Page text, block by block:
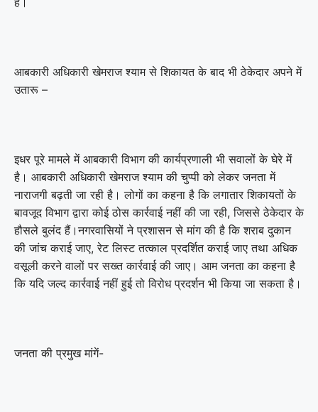
आबकारी अधिकारी खेमराज श्याम से शिकायत के बाद भी ठेकेदार अपने में
उतारू –
इधर पूरे मामले में आबकारी विभाग की कार्यप्रणाली भी सवालों के घेरे में
है। आबकारी अधिकारी खेमराज श्याम की चुप्पी को लेकर जनता में
नाराजगी बढ़ती जा रही है। लोगों का कहना है कि लगातार शिकायतों के
बावजूद विभाग द्वारा कोई ठोस कार्रवाई नहीं की जा रही, जिससे ठेकेदार के
हौसले बुलंद हैं।नगरवासियों ने प्रशासन से मांग की है कि शराब दुकान
की जांच कराई जाए, रेट लिस्ट तत्काल प्रदर्शित कराई जाए तथा अधिक
वसूली करने वालों पर सख्त कार्रवाई की जाए। आम जनता का कहना है
कि यदि जल्द कार्रवाई नहीं हुई तो विरोध प्रदर्शन भी किया जा सकता है।
जनता की प्रमुख मांगें-